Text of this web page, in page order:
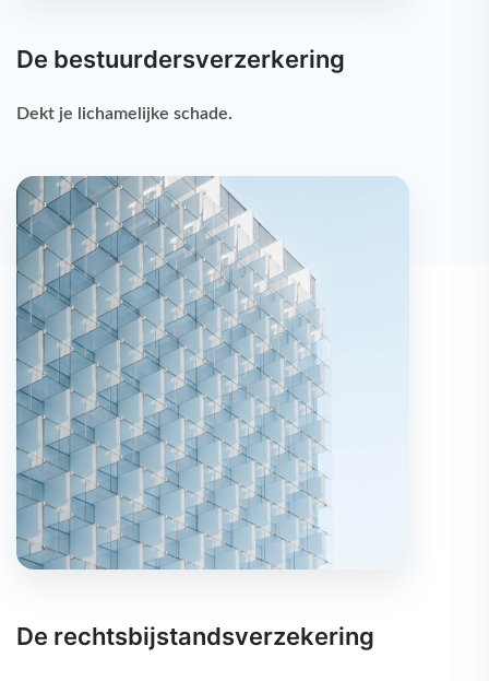
De bestuurdersverzerkering
Dekt je lichamelijke schade.
De rechtsbijstandsverzekering